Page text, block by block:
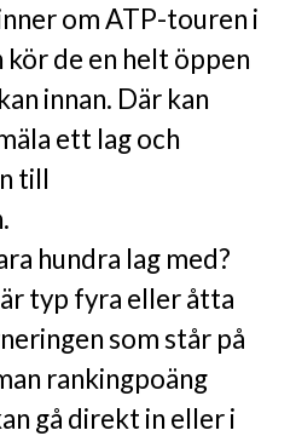
om ATP-touren i
kör de en helt öppen
innan. Där kan
ett lag och
till
hundra lag med?
typ fyra eller åtta
som står på
ranking­poäng
gå direkt in eller i